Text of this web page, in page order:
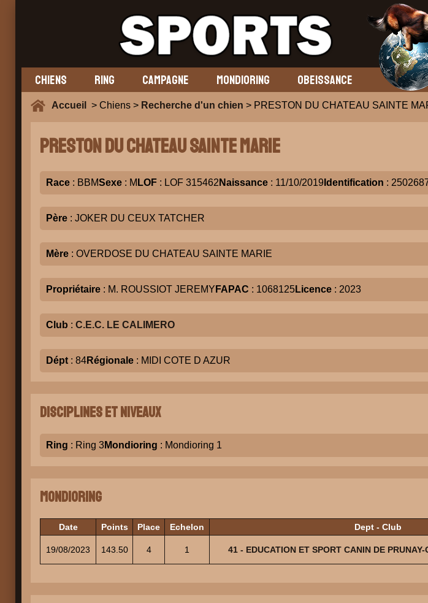
CHIENS RING CAMPAGNE MONDIORING OBEISSANCE
Accueil > Chiens > Recherche d'un chien > PRESTON DU CHATEAU SAINTE
PRESTON DU CHATEAU SAINTE MARIE
Race : BBMSexe : M LOF : LOF 315462 Naissance : 11/10/2019 Identification :
Père : JOKER DU CEUX TATCHER
Mère : OVERDOSE DU CHATEAU SAINTE MARIE
Propriétaire : M. ROUSSIOT JEREMY FAPAC : 1068125Licence : 2023
Club : C.E.C. LE CALIMERO
Dépt : 84Régionale : MIDI COTE D AZUR
Disciplines et niveaux
Ring : Ring 3Mondioring : Mondioring 1
Mondioring
Date Points Place Echelon Dept - Club
19/08/2023 143.50 4 1 41 - EDUCATION ET SPORT CANIN DE